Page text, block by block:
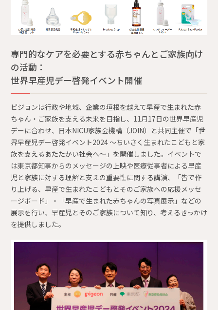
専門的なケアを必要とする赤ちゃんとご家族向け
の活動：
世界早産児デー啓発イベント開催
ピジョンは行政や地域、企業の垣根を越えて早産で生まれた赤
ちゃん・ご家族を支える未来を目指し、11月17日の世界早産児
デーに合わせ、日本NICU家族会機構（JOIN）と共同主催で「世
界早産児デー啓発イベント2024 ～ちいさく生まれたこどもと家
族を支えるあたたかい社会へ～」を開催しました。イベントで
は東京都知事からのメッセージの上映や医療従事者による早産
児と家族に対する理解と支えの重要性に関する講演、「皆で作
り上げる、早産で生まれたこどもとそのご家族への応援メッセ
ージボード」・「早産で生まれた赤ちゃんの写真展示」などの
展示を行い、早産児とそのご家族について知り、考えるきっかけ
を提供しました。